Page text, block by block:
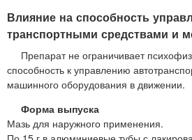
Влияние на способность
транспортными средствами и
Препарат не ограничивает
способность к управлению
машинного оборудования в движении.
Форма выпуска
Мазь для наружного применения.